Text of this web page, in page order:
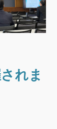
れま